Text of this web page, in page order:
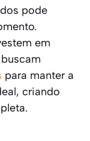
pode
em
para manter a
criando